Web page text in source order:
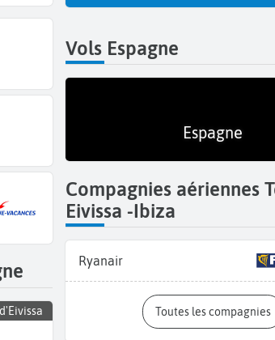
Vols Espagne
Espagne
Compagnies aériennes
Eivissa -Ibiza
Ryanair
Toutes les compagnies